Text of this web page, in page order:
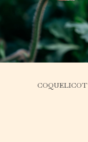
COQUELICOT